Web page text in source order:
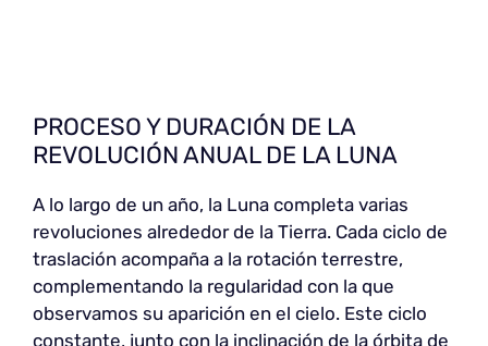
PROCESO Y DURACIÓN DE LA
REVOLUCIÓN ANUAL DE LA LUNA
A lo largo de un año, la Luna completa varias
revoluciones alrededor de la Tierra. Cada ciclo de
traslación acompaña a la rotación terrestre,
complementando la regularidad con la que
observamos su aparición en el cielo. Este ciclo
constante, junto con la inclinación de la órbita de